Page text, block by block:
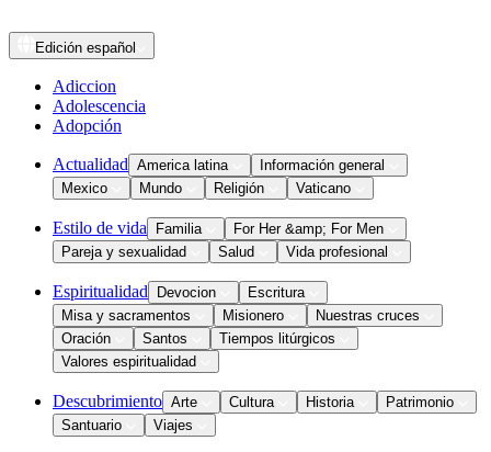
Edición español
Adiccion
Adolescencia
Adopción
Actualidad America latina
Información general
Mexico
Mundo Religión Vaticano
Estilo de vida Familia
For Her &amp; For Men
Pareja y sexualidad
Salud Vida profesional
Espiritualidad Devocion
Escritura
Misa y sacramentos
Misionero
Nuestras cruces
Oración
Santos
Tiempos litúrgicos
Valores espiritualidad
Descubrimiento Arte Cultura Historia
Patrimonio
Santuario
Viajes